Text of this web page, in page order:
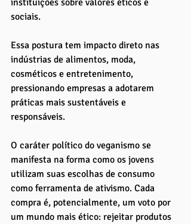
instituições sobre valores éticos e
sociais.
Essa postura tem impacto direto nas
indústrias de alimentos, moda,
cosméticos e entretenimento,
pressionando empresas a adotarem
práticas mais sustentáveis e
responsáveis.
O caráter político do veganismo se
manifesta na forma como os jovens
utilizam suas escolhas de consumo
como ferramenta de ativismo. Cada
compra é, potencialmente, um voto por
um mundo mais ético: rejeitar produtos